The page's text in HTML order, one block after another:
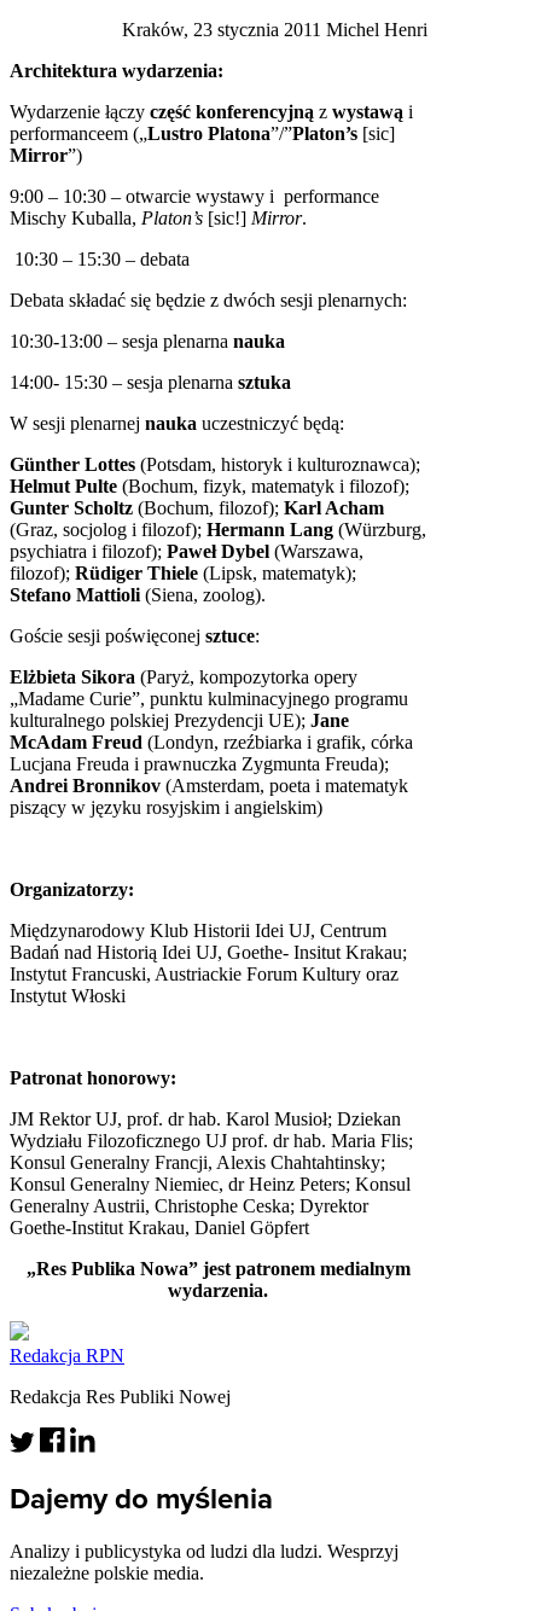
Kraków, 23 stycznia 2011 Michel Henri
Architektura wydarzenia:
Wydarzenie łączy część konferencyjną z wystawą i
performanceem („Lustro Platona”/”Platon’s [sic]
Mirror”)
9:00 – 10:30 – otwarcie wystawy i performance
Mischy Kuballa, Platon’s [sic!] Mirror.
10:30 – 15:30 – debata
Debata składać się będzie z dwóch sesji plenarnych:
10:30-13:00 – sesja plenarna nauka
14:00- 15:30 – sesja plenarna sztuka
W sesji plenarnej nauka uczestniczyć będą:
Günther Lottes (Potsdam, historyk i kulturoznawca);
Helmut Pulte (Bochum, fizyk, matematyk i filozof);
Gunter Scholtz (Bochum, filozof); Karl Acham
(Graz, socjolog i filozof); Hermann Lang (Würzburg,
psychiatra i filozof); Paweł Dybel (Warszawa,
filozof); Rüdiger Thiele (Lipsk, matematyk);
Stefano Mattioli (Siena, zoolog).
Goście sesji poświęconej sztuce:
Elżbieta Sikora (Paryż, kompozytorka opery
„Madame Curie”, punktu kulminacyjnego programu
kulturalnego polskiej Prezydencji UE); Jane
McAdam Freud (Londyn, rzeźbiarka i grafik, córka
Lucjana Freuda i prawnuczka Zygmunta Freuda);
Andrei Bronnikov (Amsterdam, poeta i matematyk
piszący w języku rosyjskim i angielskim)
Organizatorzy:
Międzynarodowy Klub Historii Idei UJ, Centrum
Badań nad Historią Idei UJ, Goethe- Insitut Krakau;
Instytut Francuski, Austriackie Forum Kultury oraz
Instytut Włoski
Patronat honorowy:
JM Rektor UJ, prof. dr hab. Karol Musioł; Dziekan
Wydziału Filozoficznego UJ prof. dr hab. Maria Flis;
Konsul Generalny Francji, Alexis Chahtahtinsky;
Konsul Generalny Niemiec, dr Heinz Peters; Konsul
Generalny Austrii, Christophe Ceska; Dyrektor
Goethe-Institut Krakau, Daniel Göpfert
„Res Publika Nowa” jest patronem medialnym
wydarzenia.
Redakcja RPN
Redakcja Res Publiki Nowej
Dajemy do myślenia
Analizy i publicystyka od ludzi dla ludzi. Wesprzyj
niezależne polskie media.